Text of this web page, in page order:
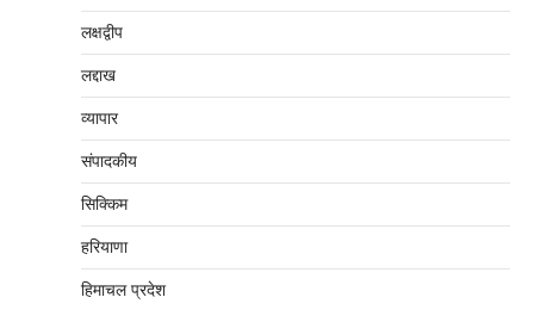
लक्षद्वीप
लद्दाख
व्यापार
संपादकीय
सिक्किम
हरियाणा
हिमाचल प्रदेश